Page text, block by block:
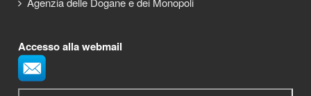
Accesso alla webmail